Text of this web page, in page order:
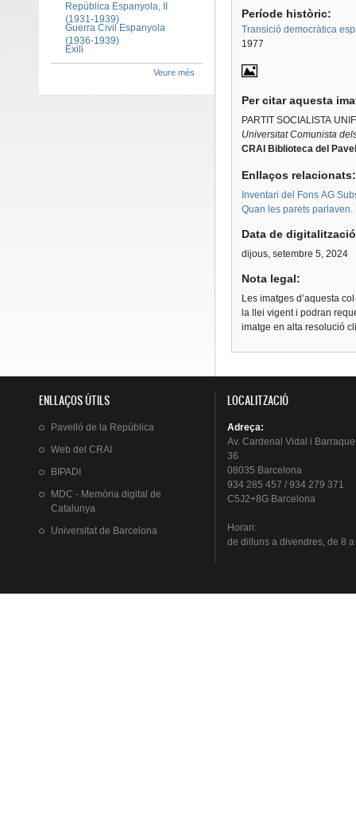
Període històric:
Transició democràtica
1977
Per citar aquesta
PARTIT SOCIALISTA
Universitat Comunista
CRAI Biblioteca del
Enllaços
Inventari del Fons AG
Quan les parets parlaven.
Data de
dijous, setembre 5, 2024
Nota legal:
Les imatges d’aquesta
la llei vigent i podran
imatge en alta resolució
República Espanyola, II
(1931-1939)
Guerra Civil Espanyola
(1936-1939)
Exili
Veure més
ENLLAÇOS ÚTILS
Pavelló de la República
Web del CRAI
BIPADI
MDC - Memòria digital de
Catalunya
Universitat de Barcelona
LOCALITZACIÓ
Adreça:
Av. Cardenal Vidal i
36
08035 Barcelona
934 285 457 / 934 279 371
C5J2+8G Barcelona
Horari:
de dillunsa divendres, de 8